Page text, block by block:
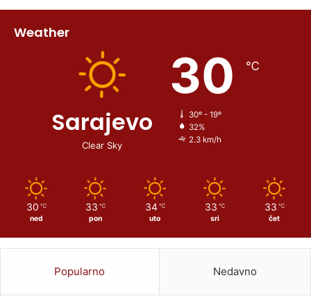
Weather
Sarajevo
Clear Sky
30 ℃
30º - 19º
32%
2.3 km/h
30 ℃
ned
33 ℃
pon
34 ℃
uto
33 ℃
sri
33 ℃
čet
Popularno Nedavno